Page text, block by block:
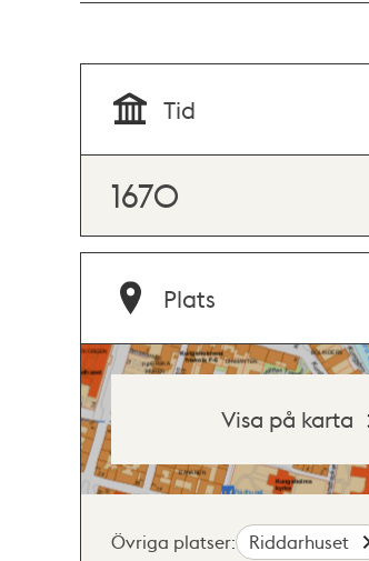
Tid
1670
Plats
Visa på karta
Övriga platser: Riddarhuset